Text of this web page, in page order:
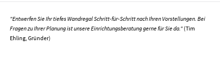
"Entwerfen Sie Ihr tiefes Wandregal Schritt-für-Schritt nach Ihren Vorstellungen. Bei
Fragen zu Ihrer Planung ist unsere Einrichtungsberatung gerne für Sie da." (Tim
Ehling, Gründer)